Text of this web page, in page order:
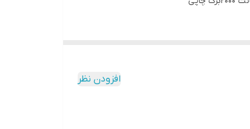
افزودن نظر